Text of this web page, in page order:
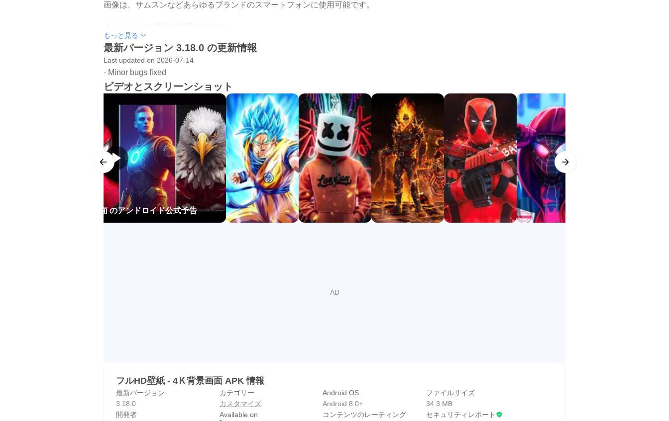
画像は、サムスンなどあらゆるブランドのスマートフォンに使用可能です。
お好みの画像を見つけるには、2つの方法があります
１つ目の方法は、キーワード検索です。検索は英語でご入力ください。たとえば、検索バーに「Brawl Stars」、「Fortnite」、
「Free Fire」などを入力します。
もう１つの方法はタグによる検索です。画像下部、名前のあるフィールドの端をプルすると、ダウンロード数とビュー数、画像の
解像度、そして「Goku」などのタグ名が表示されます。タグ名をクリックすると、そのタグのすべての壁紙が表示されます。
📢 高品質のフルHD壁紙が毎日アップロードされます
毎日壁紙を更新しましょう！管理者は、最新トレンドの最高なHD壁紙を世界中のウェブから探し、次々とアプリケーションに追
加します。
気に入った壁紙のダウンロードや、自分のスマートフォン画面にピッタリ合わせてのトリミングも簡単です。
🔑どんな人の好みにもお応えする多数のカテゴリー
もっと見る
最新バージョン 3.18.0 の更新情報
Last updated on 2026-07-14
- Minor bugs fixed
ビデオとスクリーンショット
フルHD壁紙 - 4Ｋ背景画面 のアンドロイド公式予告
フルHD壁紙 - 4Ｋ背景画面 APK 情報
最新バージョン
3.18.0
カテゴリー
カスタマイズ
Android OS
Android 8.0+
ファイルサイズ
34.3 MB
開発者
Available on
コンテンツのレーティング
セキュリティレポート